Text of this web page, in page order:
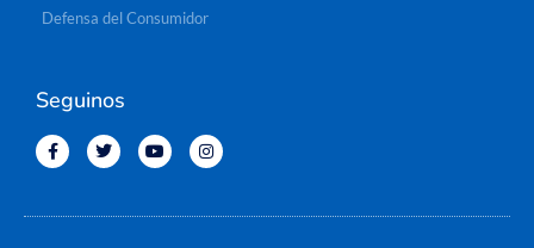
Defensa del Consumidor
Seguinos